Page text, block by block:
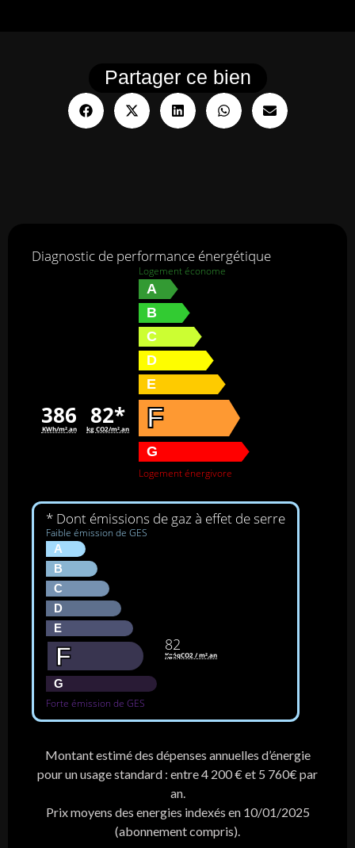
Partager ce bien
Diagnostic de performance énergétique
386
KWh/m².an 82*
kg CO2/m².an
Logement économe
A
B
C
D
E
F
G
Logement énergivore
* Dont émissions de gaz à effet de serre
Faible émission de GES
A
B
C
D
E
F
G
Forte émission de GES
82
KgéqCO2 / m².an
Montant estimé des dépenses annuelles d’énergie
pour un usage standard : entre 4 200 € et 5 760€ par
an.
Prix moyens des energies indexés en 10/01/2025
(abonnement compris).